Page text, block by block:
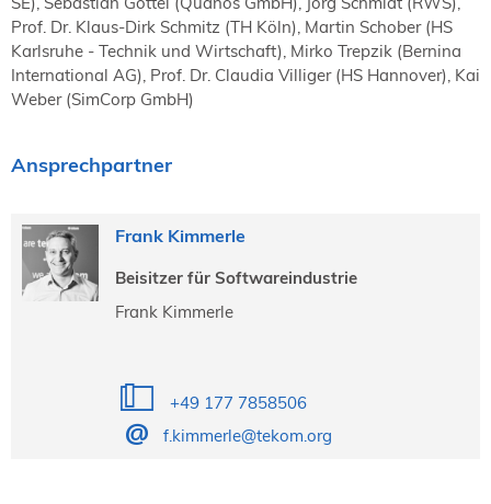
Prof. Dr. Klaus-Dirk Schmitz (TH Köln), Martin Schober (HS
Karlsruhe - Technik und Wirtschaft), Mirko Trepzik (Bernina
International AG), Prof. Dr. Claudia Villiger (HS Hannover), Kai
Weber (SimCorp GmbH)
Ansprechpartner
Frank Kimmerle
Beisitzer für Softwareindustrie
Frank Kimmerle
+49 177 7858506
f.kimmerle@tekom.org